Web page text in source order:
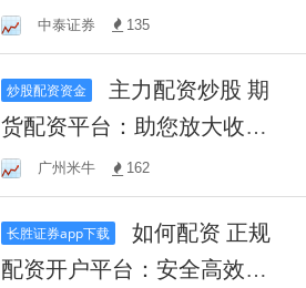
资之选中泰证券 135
炒股配资资金
货配资平台：助您放大收
益，灵活交易！
广州米牛 162
长胜证券app下载
如何配资 正规
配资开户平台：安全高效，